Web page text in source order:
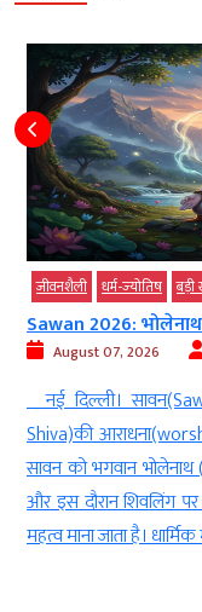
जीवनशैली धर्म-ज्‍योतिष बड़ी
Sawan 2026: भोलेनाथ
August 07, 2026
नई दिल्ली।
Shiva)की
सावन को भगवान भोलेनाथ
और इस दौरान शिवलिंग
महत्व माना जाता है।